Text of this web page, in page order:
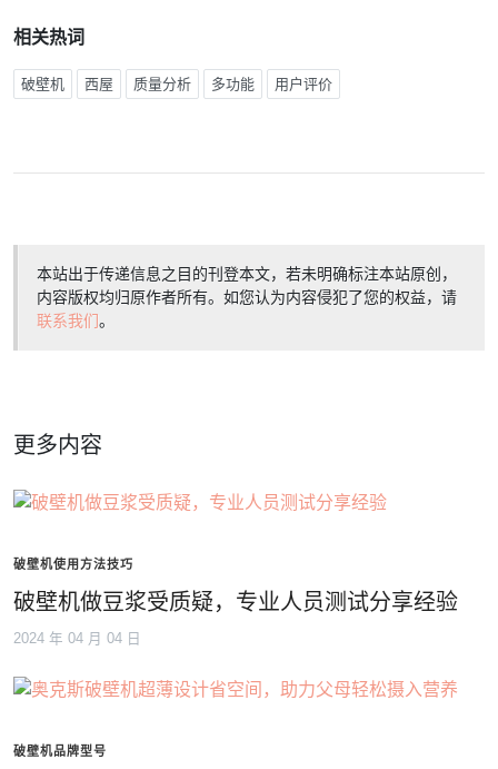
相关热词
破壁机 西屋 质量分析 多功能 用户评价
本站出于传递信息之目的刊登本文，若未明确标注本站原创，
内容版权均归原作者所有。如您认为内容侵犯了您的权益，请
联系我们。
更多内容
破壁机使用方法技巧
破壁机做豆浆受质疑，专业人员测试分享经验
2024 年 04 月 04 日
破壁机品牌型号